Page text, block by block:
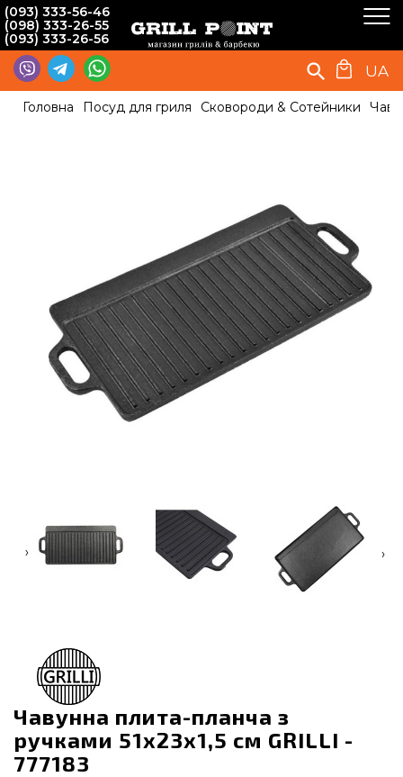
(093) 333-56-46
(098) 333-26-55
(093) 333-26-56
UA
Головна Посуд для гриля Сковороди & Сотейники
‹ ›
Чавунна плита-планча з
ручками 51х23х1,5 см GRILLI -
777183